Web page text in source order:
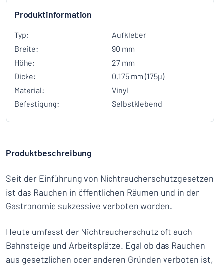
Produktinformation
Typ:
Aufkleber
Breite:
90 mm
Höhe:
27 mm
Dicke:
0,175 mm (175µ)
Material:
Vinyl
Befestigung:
Selbstklebend
Produktbeschreibung
Seit der Einführung von Nichtraucherschutzgesetzen
ist das Rauchen in öffentlichen Räumen und in der
Gastronomie sukzessive verboten worden.
Heute umfasst der Nichtraucherschutz oft auch
Bahnsteige und Arbeitsplätze. Egal ob das Rauchen
aus gesetzlichen oder anderen Gründen verboten ist,